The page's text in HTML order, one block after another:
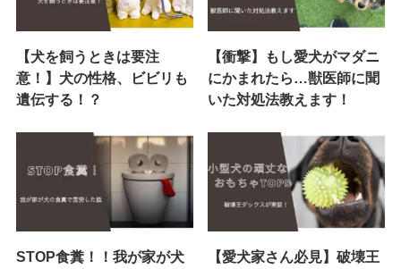
【犬を飼うときは要注
意！】犬の性格、ビビリも
遺伝する！？
【衝撃】もし愛犬がマダニ
にかまれたら…獣医師に聞
いた対処法教えます！
STOP食糞！！我が家が犬
【愛犬家さん必見】破壊王